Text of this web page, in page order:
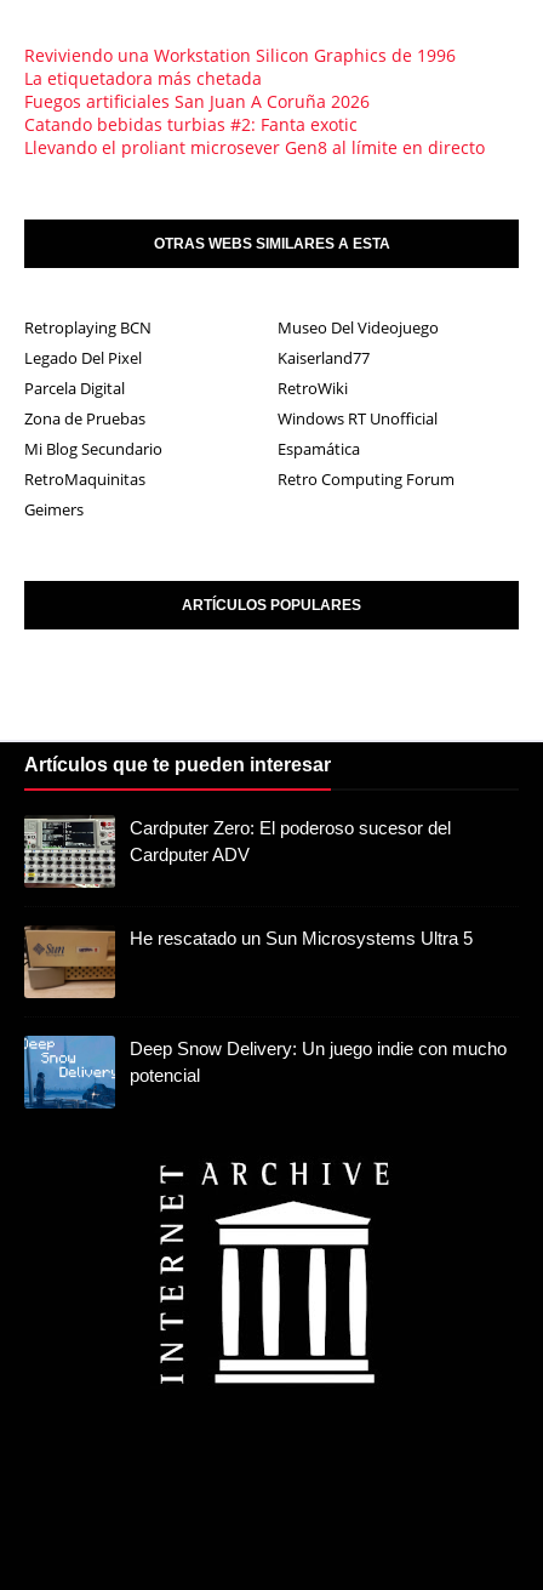
Reviviendo una Workstation Silicon Graphics de 1996
La etiquetadora más chetada
Fuegos artificiales San Juan A Coruña 2026
Catando bebidas turbias #2: Fanta exotic
Llevando el proliant microsever Gen8 al límite en directo
OTRAS WEBS SIMILARES A ESTA
Retroplaying BCN
Museo Del Videojuego
Legado Del Pixel
Kaiserland77
Parcela Digital
RetroWiki
Zona de Pruebas
Windows RT Unofficial
Mi Blog Secundario
Espamática
RetroMaquinitas
Retro Computing Forum
Geimers
ARTÍCULOS POPULARES
Artículos que te pueden interesar
Cardputer Zero: El poderoso sucesor del
Cardputer ADV
He rescatado un Sun Microsystems Ultra 5
Deep Snow Delivery: Un juego indie con mucho
potencial